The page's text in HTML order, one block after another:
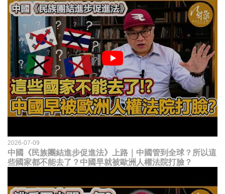
2026-07-09
中國《民族團結進步促進法》上路｜中國管到全球？所以這
些國家都不能去了？中國早就被歐洲人權法院打臉？